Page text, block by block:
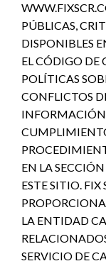
PÚBLICAS,
DISPONIBLES
EL CÓDIGO DE
POLÍTICAS
CONFLICTOS
INFORMACIÓN
EN LA
ESTE SITIO. FIX
LA ENTIDAD
SERVICIO DE